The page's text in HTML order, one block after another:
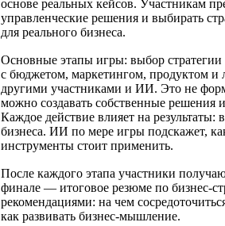
основе реальных кейсов. Участникам
управленческие решения и выбирать
для реального бизнеса.
Основные этапы игры: выбор
с бюджетом, маркетингом, продуктом и
другими участниками и ИИ. Это не
можно создавать собственные решения
Каждое действие влияет на
бизнеса. ИИ по мере игры подскажет,
инструменты стоит применить.
После каждого этапа участники
финале — итоговое резюме по бизнес-
рекомендациями: на чем
как развивать бизнес-мышление.